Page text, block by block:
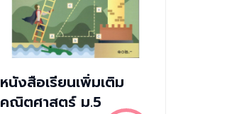
หนังสือเรียนเพิ่มเติม
คณิตศาสตร์ ม.5